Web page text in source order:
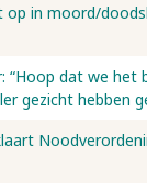
in moord/
“Hoop dat we het
gezicht hebben